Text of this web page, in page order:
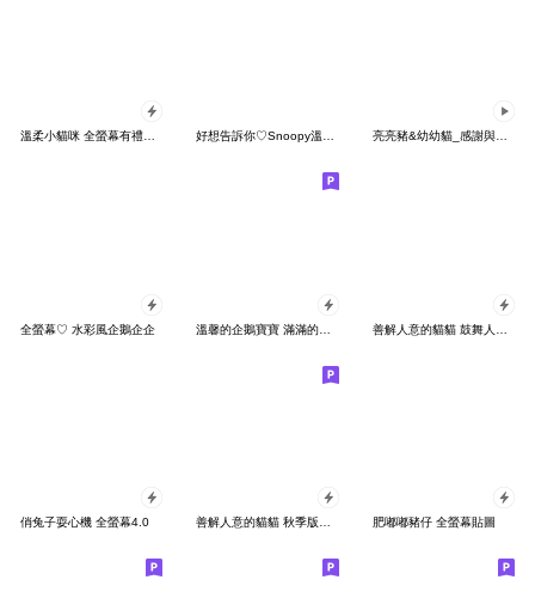
溫柔小貓咪 全螢幕有禮貌貼圖 好想告訴你♡Snoopy溫柔心意 亮亮豬&幼幼貓_感謝與美食篇
全螢幕♡ 水彩風企鵝企企
俏兔子耍心機 全螢幕4.0 肥嘟嘟豬仔 全螢幕貼圖